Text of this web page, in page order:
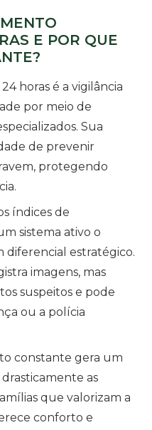
E POR QUE
horas é a vigilância
por meio de
Sua
de prevenir
protegendo
índices de
sistema ativo o
estratégico.
imagens, mas
suspeitos e pode
ou a polícia
constante gera um
as
que valorizam a
conforto e